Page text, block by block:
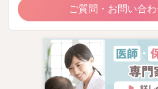
ご質問・お問い合